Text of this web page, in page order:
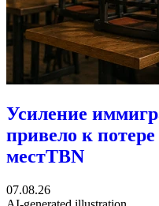
Усиление
привело к
местTBN
07.08.26